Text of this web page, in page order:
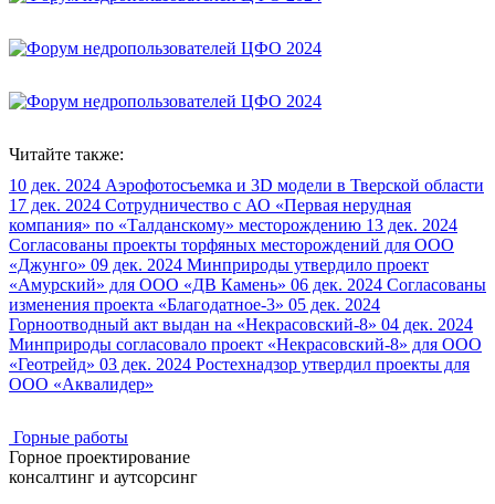
Читайте также:
10 дек. 2024 Аэрофотосъемка и 3D модели в Тверской области
17 дек. 2024 Сотрудничество с АО «Первая нерудная
компания» по «Талданскому» месторождению 13 дек. 2024
Согласованы проекты торфяных месторождений для ООО
«Джунго» 09 дек. 2024 Минприроды утвердило проект
«Амурский» для ООО «ДВ Камень» 06 дек. 2024 Согласованы
изменения проекта «Благодатное-3» 05 дек. 2024
Горноотводный акт выдан на «Некрасовский-8» 04 дек. 2024
Минприроды согласовало проект «Некрасовский-8» для ООО
«Геотрейд» 03 дек. 2024 Ростехнадзор утвердил проекты для
ООО «Аквалидер»
Горные работы
Горное проектирование
консалтинг и аутсорсинг